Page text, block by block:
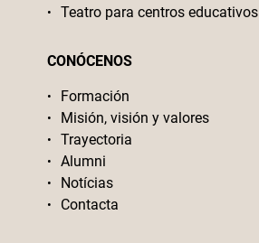
Teatro para centros educativos
CONÓCENOS
Formación
Misión, visión y valores
Trayectoria
Alumni
Notícias
Contacta